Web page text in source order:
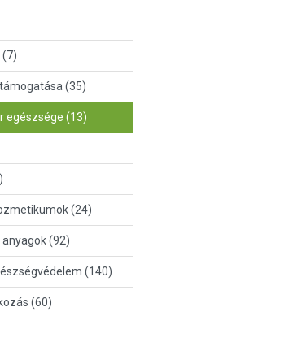
(7)
(35)
egészsége (13)
(24)
(92)
(140)
(60)